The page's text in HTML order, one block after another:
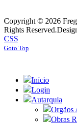
Copyright © 2026
Rights Reserved.
CSS
Goto Top
Início
Login
Autarquia
Orgãos
Obras